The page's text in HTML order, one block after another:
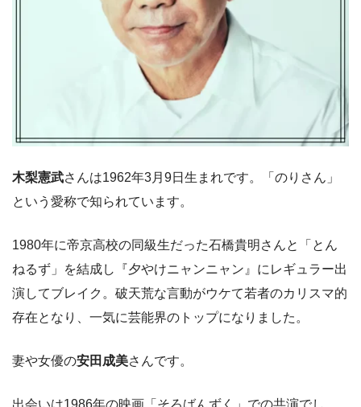
木梨憲武さんは1962年3月9日生まれです。「のりさん」
という愛称で知られています。
1980年に帝京高校の同級生だった石橋貴明さんと「とん
ねるず」を結成し『夕やけニャンニャン』にレギュラー出
演してブレイク。破天荒な言動がウケて若者のカリスマ的
存在となり、一気に芸能界のトップになりました。
妻や女優の安田成美さんです。
出会いは1986年の映画「そろばんずく」での共演でし